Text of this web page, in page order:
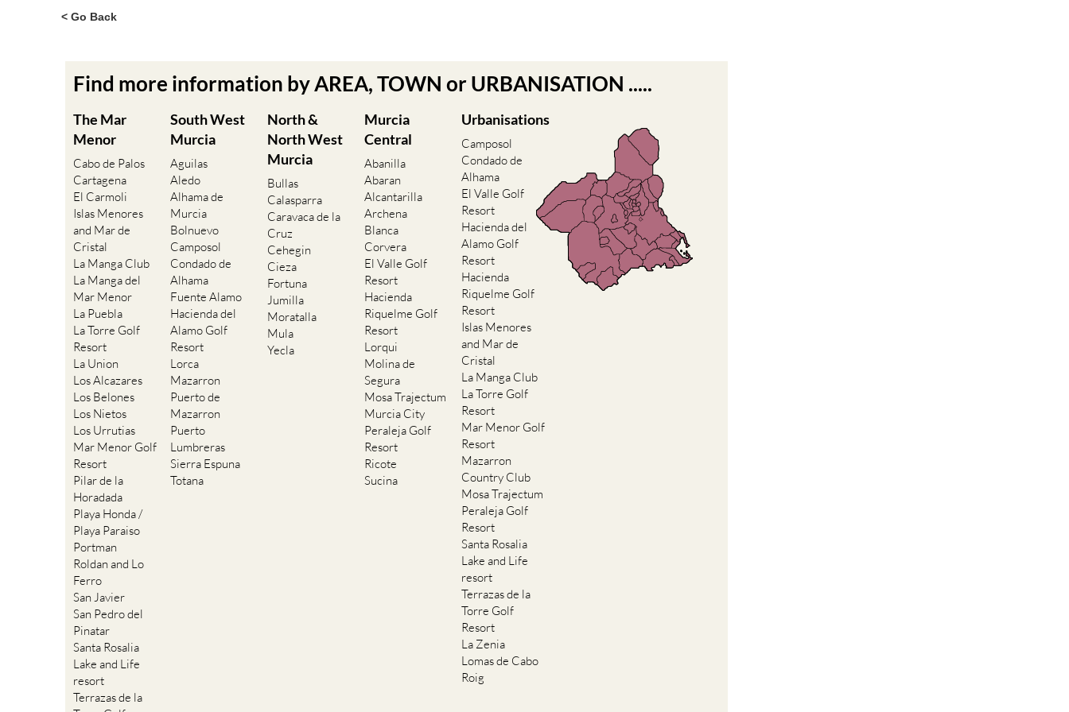
< Go Back
Find more information by AREA, TOWN or URBANISATION .....
The Mar
Menor
Cabo de Palos
Cartagena
El Carmoli
Islas Menores
and Mar de
Cristal
La Manga Club
La Manga del
Mar Menor
La Puebla
La Torre Golf
Resort
La Union
Los Alcazares
Los Belones
Los Nietos
Los Urrutias
Mar Menor Golf
Resort
Pilar de la
Horadada
Playa Honda /
Playa Paraiso
Portman
Roldan and Lo
Ferro
San Javier
San Pedro del
Pinatar
Santa Rosalia
Lake and Life
resort
Terrazas de la
South West
Murcia
Aguilas
Aledo
Alhama de
Murcia
Bolnuevo
Camposol
Condado de
Alhama
Fuente Alamo
Hacienda del
Alamo Golf
Resort
Lorca
Mazarron
Puerto de
Mazarron
Puerto
Lumbreras
Sierra Espuna
Totana
North &
North West
Murcia
Bullas
Calasparra
Caravaca de la
Cruz
Cehegin
Cieza
Fortuna
Jumilla
Moratalla
Mula
Yecla
Murcia
Central
Abanilla
Abaran
Alcantarilla
Archena
Blanca
Corvera
El Valle Golf
Resort
Hacienda
Riquelme Golf
Resort
Lorqui
Molina de
Segura
Mosa Trajectum
Murcia City
Peraleja Golf
Resort
Ricote
Sucina
Urbanisations
Camposol
Condado de
Alhama
El Valle Golf
Resort
Hacienda del
Alamo Golf
Resort
Hacienda
Riquelme Golf
Resort
Islas Menores
and Mar de
Cristal
La Manga Club
La Torre Golf
Resort
Mar Menor Golf
Resort
Mazarron
Country Club
Mosa Trajectum
Peraleja Golf
Resort
Santa Rosalia
Lake and Life
resort
Terrazas de la
Torre Golf
Resort
La Zenia
Lomas de Cabo
Roig